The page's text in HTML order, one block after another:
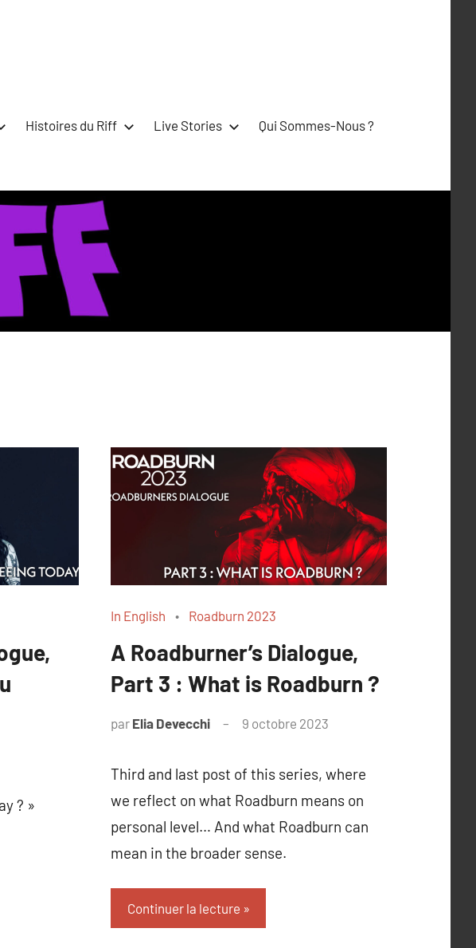
Histoires du Riff Live Stories Qui Sommes-Nous ?
? »
In English Roadburn 2023
A Roadburner’s Dialogue,
Part 3 : What is Roadburn ?
par Elia Devecchi 9 octobre 2023
Third and last post of this series, where
we reflect on what Roadburn means on
personal level… And what Roadburn can
mean in the broader sense.
Continuer la lecture